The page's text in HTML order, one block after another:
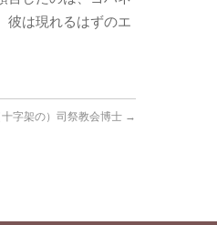
彼は現れるはずのエ
字架の）司祭教会博士 →